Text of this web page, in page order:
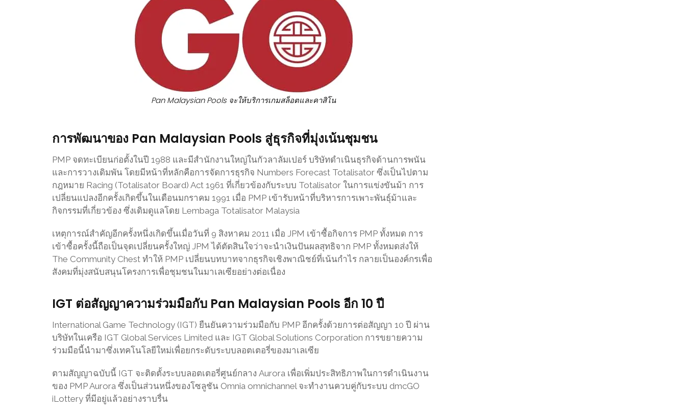
Pan Malaysian Pools จะให้บริการเกมสล็อตและคาสิโน
การพัฒนาของ Pan Malaysian Pools สู่ธุรกิจที่มุ่งเน้นชุมชน
PMP จดทะเบียนก่อตั้งในปี 1988 และมีสำนักงานใหญ่ในกัวลาลัมเปอร์ บริษัทดำเนินธุรกิจด้านการพนัน
และการวางเดิมพัน โดยมีหน้าที่หลักคือการจัดการธุรกิจ Numbers Forecast Totalisator ซึ่งเป็นไปตาม
กฎหมาย Racing (Totalisator Board) Act 1961 ที่เกี่ยวข้องกับระบบ Totalisator ในการแข่งขันม้า การ
เปลี่ยนแปลงอีกครั้งเกิดขึ้นในเดือนมกราคม 1991 เมื่อ PMP เข้ารับหน้าที่บริหารการเพาะพันธุ์ม้าและ
กิจกรรมที่เกี่ยวข้อง ซึ่งเดิมดูแลโดย Lembaga Totalisator Malaysia
เหตุการณ์สำคัญอีกครั้งหนึ่งเกิดขึ้นเมื่อวันที่ 9 สิงหาคม 2011 เมื่อ JPM เข้าซื้อกิจการ PMP ทั้งหมด การ
เข้าซื้อครั้งนี้ถือเป็นจุดเปลี่ยนครั้งใหญ่ JPM ได้ตัดสินใจว่าจะนำเงินปันผลสุทธิจาก PMP ทั้งหมดส่งให้
The Community Chest ทำให้ PMP เปลี่ยนบทบาทจากธุรกิจเชิงพาณิชย์ที่เน้นกำไร กลายเป็นองค์กรเพื่อ
สังคมที่มุ่งสนับสนุนโครงการเพื่อชุมชนในมาเลเซียอย่างต่อเนื่อง
IGT ต่อสัญญาความร่วมมือกับ Pan Malaysian Pools อีก 10 ปี
International Game Technology (IGT) ยืนยันความร่วมมือกับ PMP อีกครั้งด้วยการต่อสัญญา 10 ปี ผ่าน
บริษัทในเครือ IGT Global Services Limited และ IGT Global Solutions Corporation การขยายความ
ร่วมมือนี้นำมาซึ่งเทคโนโลยีใหม่เพื่อยกระดับระบบลอตเตอรี่ของมาเลเซีย
ตามสัญญาฉบับนี้ IGT จะติดตั้งระบบลอตเตอรี่ศูนย์กลาง Aurora เพื่อเพิ่มประสิทธิภาพในการดำเนินงาน
ของ PMP Aurora ซึ่งเป็นส่วนหนึ่งของโซลูชัน Omnia omnichannel จะทำงานควบคู่กับระบบ dmcGO
iLottery ที่มีอยู่แล้วอย่างราบรื่น